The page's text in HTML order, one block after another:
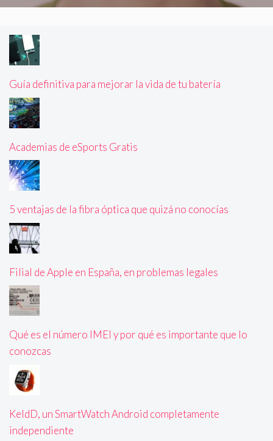
Guía definitiva para mejorar la vida de tu batería
Academias de eSports Gratis
5 ventajas de la fibra óptica que quizá no conocías
Filial de Apple en España, en problemas legales
Qué es el número IMEI y por qué es importante que lo
conozcas
KeldD, un SmartWatch Android completamente
independiente